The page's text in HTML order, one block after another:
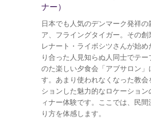
ナー）
日本でも人気のデンマーク発祥の
ア、フライングタイガー。その創
レナート・ライボシツさんが始め
り合った人見知らぬ人同士でテー
のた楽しい夕食会「アブサロン」
す。あまり使われなくなった教会
ションした魅力的なロケーション
ィナー体験です。ここでは、民間
り方を体感します。